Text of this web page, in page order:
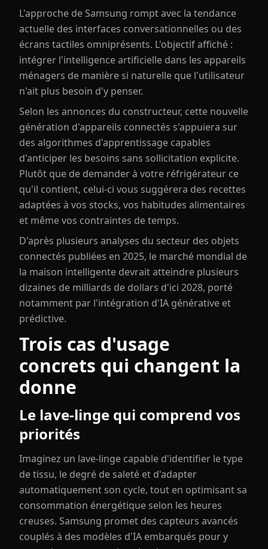
L'approche de Samsung rompt avec la tendance
actuelle des interfaces conversationnelles ou des
écrans tactiles omniprésents. L'objectif affiché :
intégrer l'intelligence artificielle dans les appareils
ménagers de manière si naturelle que l'utilisateur
n'ait plus besoin d'y penser.
Selon les annonces du constructeur, cette nouvelle
génération d'appareils connectés s'appuiera sur
des algorithmes d'apprentissage capables
d'anticiper les besoins sans sollicitation explicite.
Plutôt que de demander à votre réfrigérateur ce
qu'il contient, celui-ci vous suggérera des recettes
adaptées à vos stocks, vos habitudes alimentaires
et même vos contraintes de temps.
D'après plusieurs analyses du secteur des objets
connectés publiées en 2025, le marché mondial de
la maison intelligente devrait atteindre plusieurs
dizaines de milliards de dollars d'ici 2028, porté
notamment par l'intégration d'IA générative et
prédictive.
Trois cas d'usage
concrets qui changent la
donne
Le lave-linge qui comprend vos
priorités
Imaginez un lave-linge capable d'identifier le type
de tissu, le degré de saleté et d'adapter
automatiquement son cycle, tout en optimisant sa
consommation énergétique selon les heures
creuses. Samsung promet des capteurs avancés
couplés à des modèles d'IA embarqués pour y